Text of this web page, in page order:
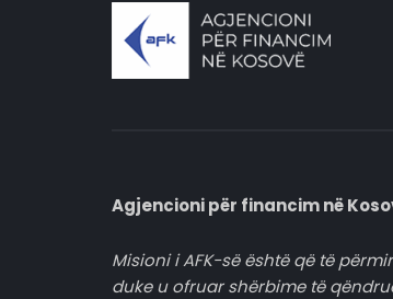
Agjencioni për financim në
Misioni i AFK-së është që të
duke u ofruar shërbime të